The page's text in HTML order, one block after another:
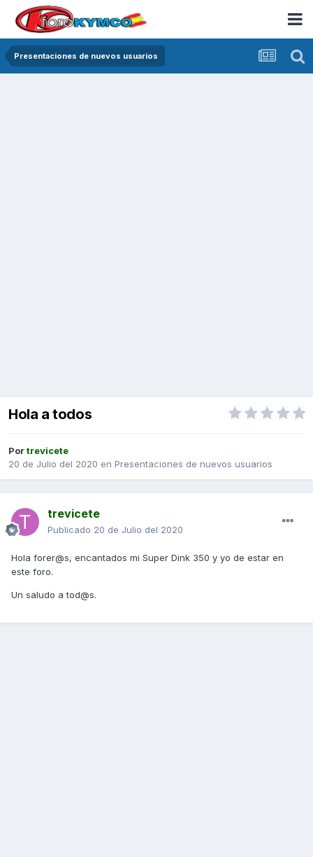
Presentaciones de nuevos usuarios
Hola a todos
Portrevicete
20 de Julio del 2020 en Presentaciones de nuevos usuarios
trevicete
Publicado 20 de Julio del 2020
Hola forer@s, encantados mi Super Dink 350 y yo de estar en
este foro.
Un saludo a tod@s.